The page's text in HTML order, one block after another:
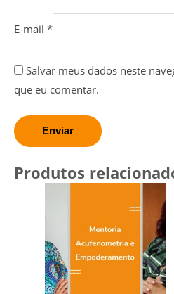
E-mail *
Salvar meus dados neste
que eu comentar.
Produtos